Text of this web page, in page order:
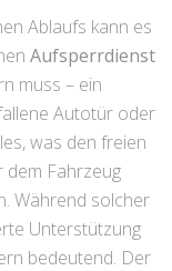
Ablaufs kann es
Aufsperrdienst
muss – ein
Autotür oder
was den freien
Fahrzeug
Während solcher
Unterstützung
bedeutend. Der